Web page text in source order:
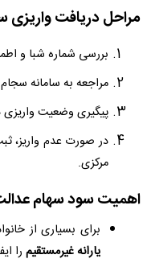
مراحل دریافت واریزی
بررسی شماره شبا و
مراجعه به سامانه
پیگیری وضعیت واریزی
در صورت عدم واریز،
مرکزی.
اهمیت سود سهام
برای بسیاری از
یارانه غیرمستقیم را